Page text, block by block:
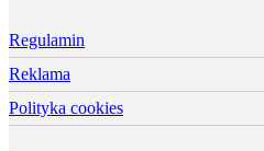
Regulamin
Reklama
Polityka cookies